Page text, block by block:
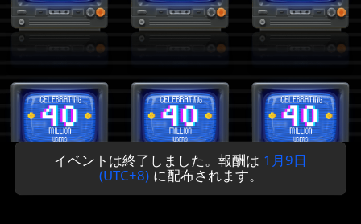
イベントは終了しました。報酬は 1月9日
(UTC+8)に配布されます。